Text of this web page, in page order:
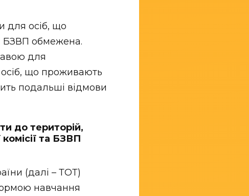
для осіб, що
БЗВП обмежена.
для
що проживають
подальші відмови
до територій,
та БЗВП
(далі – ТОТ)
навчання